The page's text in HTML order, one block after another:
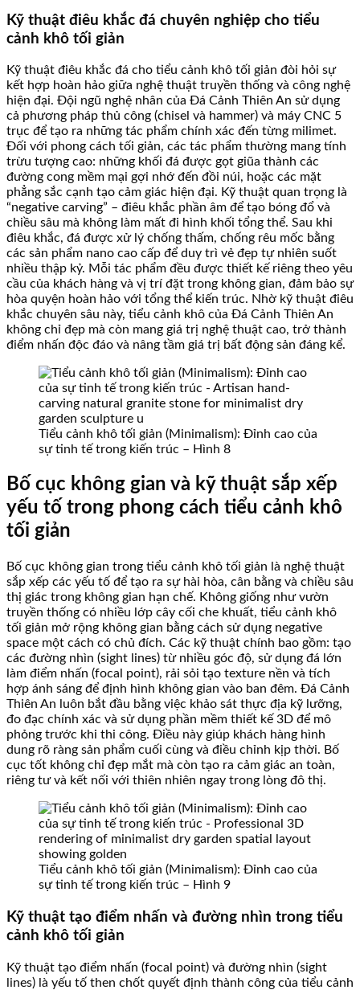
Kỹ thuật điêu khắc đá chuyên nghiệp cho tiểu
cảnh khô tối giản
Kỹ thuật điêu khắc đá cho tiểu cảnh khô tối giản đòi hỏi sự
kết hợp hoàn hảo giữa nghệ thuật truyền thống và công nghệ
hiện đại. Đội ngũ nghệ nhân của Đá Cảnh Thiên An sử dụng
cả phương pháp thủ công (chisel và hammer) và máy CNC 5
trục để tạo ra những tác phẩm chính xác đến từng milimet.
Đối với phong cách tối giản, các tác phẩm thường mang tính
trừu tượng cao: những khối đá được gọt giũa thành các
đường cong mềm mại gợi nhớ đến đồi núi, hoặc các mặt
phẳng sắc cạnh tạo cảm giác hiện đại. Kỹ thuật quan trọng là
“negative carving” – điêu khắc phần âm để tạo bóng đổ và
chiều sâu mà không làm mất đi hình khối tổng thể. Sau khi
điêu khắc, đá được xử lý chống thấm, chống rêu mốc bằng
các sản phẩm nano cao cấp để duy trì vẻ đẹp tự nhiên suốt
nhiều thập kỷ. Mỗi tác phẩm đều được thiết kế riêng theo yêu
cầu của khách hàng và vị trí đặt trong không gian, đảm bảo sự
hòa quyện hoàn hảo với tổng thể kiến trúc. Nhờ kỹ thuật điêu
khắc chuyên sâu này, tiểu cảnh khô của Đá Cảnh Thiên An
không chỉ đẹp mà còn mang giá trị nghệ thuật cao, trở thành
điểm nhấn độc đáo và nâng tầm giá trị bất động sản đáng kể.
Tiểu cảnh khô tối giản (Minimalism): Đỉnh cao của
sự tinh tế trong kiến trúc – Hình 8
Bố cục không gian và kỹ thuật sắp xếp
yếu tố trong phong cách tiểu cảnh khô
tối giản
Bố cục không gian trong tiểu cảnh khô tối giản là nghệ thuật
sắp xếp các yếu tố để tạo ra sự hài hòa, cân bằng và chiều sâu
thị giác trong không gian hạn chế. Không giống như vườn
truyền thống có nhiều lớp cây cối che khuất, tiểu cảnh khô
tối giản mở rộng không gian bằng cách sử dụng negative
space một cách có chủ đích. Các kỹ thuật chính bao gồm: tạo
các đường nhìn (sight lines) từ nhiều góc độ, sử dụng đá lớn
làm điểm nhấn (focal point), rải sỏi tạo texture nền và tích
hợp ánh sáng để định hình không gian vào ban đêm. Đá Cảnh
Thiên An luôn bắt đầu bằng việc khảo sát thực địa kỹ lưỡng,
đo đạc chính xác và sử dụng phần mềm thiết kế 3D để mô
phỏng trước khi thi công. Điều này giúp khách hàng hình
dung rõ ràng sản phẩm cuối cùng và điều chỉnh kịp thời. Bố
cục tốt không chỉ đẹp mắt mà còn tạo ra cảm giác an toàn,
riêng tư và kết nối với thiên nhiên ngay trong lòng đô thị.
Tiểu cảnh khô tối giản (Minimalism): Đỉnh cao của
sự tinh tế trong kiến trúc – Hình 9
Kỹ thuật tạo điểm nhấn và đường nhìn trong tiểu
cảnh khô tối giản
Kỹ thuật tạo điểm nhấn (focal point) và đường nhìn (sight
lines) là yếu tố then chốt quyết định thành công của tiểu cảnh